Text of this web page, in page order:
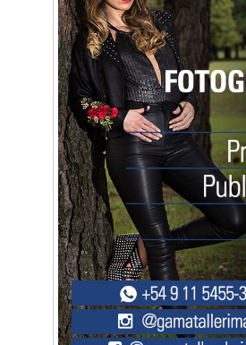
Artística ApasionArte
Artística Catalina
Artística Veral
BAIC Ramos Mejía
Brisé Estudio de Danzas